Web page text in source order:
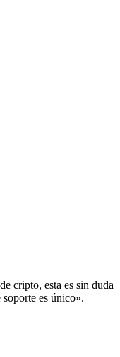
cripto, esta es sin duda
es único».